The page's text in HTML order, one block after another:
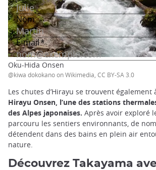
Oku-Hida Onsen
@kiwa dokokano on Wikimedia, CC BY-SA 3.0
Les chutes d’Hirayu se trouvent également
Hirayu Onsen, l’une des stations
des Alpes japonaises. Après avoir exploré
parcouru les sentiers environnants, de
détendent dans des bains en plein air
nature.
Découvrez Takayama